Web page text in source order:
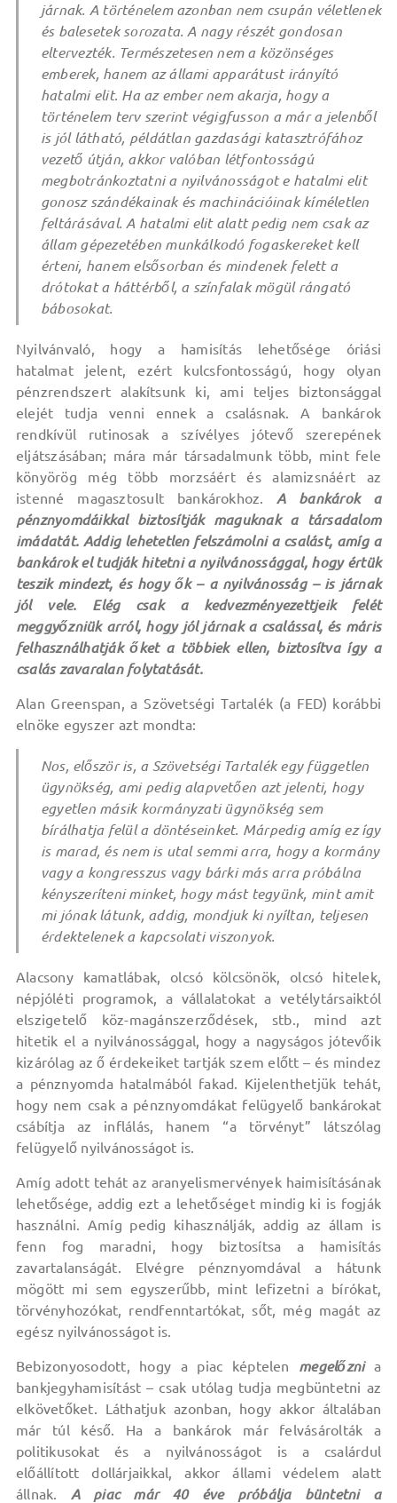
járnak. A történelem azonban nem csupán véletlenek
és balesetek sorozata. A nagy részét gondosan
eltervezték. Természetesen nem a közönséges
emberek, hanem az állami apparátust irányító
hatalmi elit. Ha az ember nem akarja, hogy a
történelem terv szerint végigfusson a már a jelenből
is jól látható, példátlan gazdasági katasztrófához
vezető útján, akkor valóban létfontosságú
megbotránkoztatni a nyilvánosságot e hatalmi elit
gonosz szándékainak és machinációinak kíméletlen
feltárásával. A hatalmi elit alatt pedig nem csak az
állam gépezetében munkálkodó fogaskereket kell
érteni, hanem elsősorban és mindenek felett a
drótokat a háttérből, a színfalak mögül rángató
bábosokat.
Nyilvánvaló, hogy a hamisítás lehetősége óriási
hatalmat jelent, ezért kulcsfontosságú, hogy olyan
pénzrendszert alakítsunk ki, ami teljes biztonsággal
elejét tudja venni ennek a csalásnak. A bankárok
rendkívül rutinosak a szívélyes jótevő szerepének
eljátszásában; mára már társadalmunk több, mint fele
könyörög még több morzsáért és alamizsnáért az
istenné magasztosult bankárokhoz.A bankárok a
pénznyomdáikkal biztosítják maguknak a társadalom
imádatát. Addig lehetetlen felszámolni a csalást, amíg a
bankárok el tudják hitetni a nyilvánossággal, hogy értük
teszik mindezt, és hogy ők – a nyilvánosság – is járnak
jól vele. Elég csak a kedvezményezettjeik felét
meggyőzniük arról, hogy jól járnak a csalással, és máris
felhasználhatják őket a többiek ellen, biztosítva így a
csalás zavaralan folytatását.
Alan Greenspan, a Szövetségi Tartalék (a FED) korábbi
elnöke egyszer azt mondta:
Nos, először is, a Szövetségi Tartalék egy független
ügynökség, ami pedig alapvetően azt jelenti, hogy
egyetlen másik kormányzati ügynökség sem
bírálhatja felül a döntéseinket. Márpedig amíg ez így
is marad, és nem is utal semmi arra, hogy a kormány
vagy a kongresszus vagy bárki más arra próbálna
kényszeríteni minket, hogy mást tegyünk, mint amit
mi jónak látunk, addig, mondjuk ki nyíltan, teljesen
érdektelenek a kapcsolati viszonyok.
Alacsony kamatlábak, olcsó kölcsönök, olcsó hitelek,
népjóléti programok, a vállalatokat a vetélytársaiktól
elszigetelő köz-magánszerződések, stb., mind azt
hitetik el a nyilvánossággal, hogy a nagyságos jótevőik
kizárólag az ő érdekeiket tartják szem előtt – és mindez
a pénznyomda hatalmából fakad. Kijelenthetjük tehát,
hogy nem csak a pénznyomdákat felügyelő bankárokat
csábítja az inflálás, hanem “a törvényt” látszólag
felügyelő nyilvánosságot is.
Amíg adott tehát az aranyelismervények haimisításának
lehetősége, addig ezt a lehetőséget mindig ki is fogják
használni. Amíg pedig kihasználják, addig az állam is
fenn fog maradni, hogy biztosítsa a hamisítás
zavartalanságát. Elvégre pénznyomdával a hátunk
mögött mi sem egyszerűbb, mint lefizetni a bírókat,
törvényhozókat, rendfenntartókat, sőt, még magát az
egész nyilvánosságot is.
Bebizonyosodott, hogy a piac képtelen megelőznia
bankjegyhamisítást – csak utólag tudja megbüntetni az
elkövetőket. Láthatjuk azonban, hogy akkor általában
már túl késő. Ha a bankárok már felvásárolták a
politikusokat és a nyilvánosságot is a csalárdul
előállított dollárjaikkal, akkor állami védelem alatt
állnak. A piac már 40 éve próbálja büntetni a